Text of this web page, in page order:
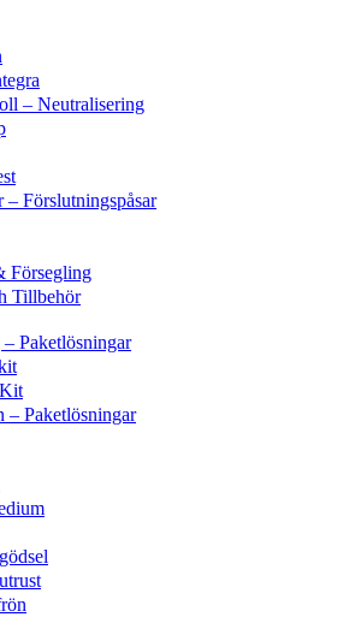
– Neutralisering
– Förslutningspåsar
Försegling
Tillbehör
Paketlösningar
– Paketlösningar